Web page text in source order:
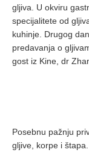
gljiva. U okviru
specijalitete od
kuhinje. Drugog
predavanja o
gost iz Kine, dr
Posebnu pažnju
gljive, korpe i